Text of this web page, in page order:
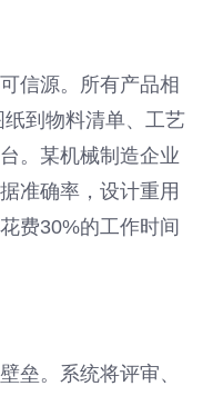
信源。所有产品相
到物料清单、工艺
。某机械制造企业
准确率，设计重用
费30%的工作时间
垒。系统将评审、